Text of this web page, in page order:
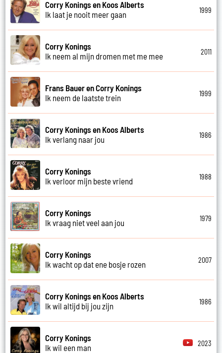
Corry Konings en Koos Alberts
Ik laat je nooit meer gaan
1999
Corry Konings
Ik neem al mijn dromen met me mee
2011
Frans Bauer en Corry Konings
Ik neem de laatste trein
1999
Corry Konings en Koos Alberts
Ik verlang naar jou
1986
Corry Konings
Ik verloor mijn beste vriend
1988
Corry Konings
Ik vraag niet veel aan jou
1979
Corry Konings
Ik wacht op dat ene bosje rozen
2007
Corry Konings en Koos Alberts
Ik wil altijd bij jou zijn
1986
Corry Konings
Ik wil een man
2023